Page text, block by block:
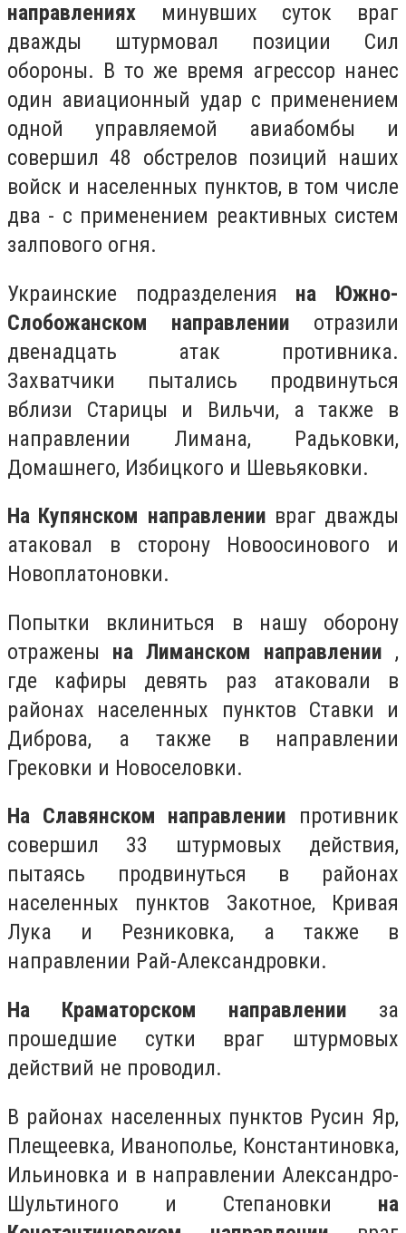
направлениях минувших суток враг
дважды штурмовал позиции Сил
обороны. В то же время агрессор нанес
один авиационный удар с применением
одной управляемой авиабомбы и
совершил 48 обстрелов позиций наших
войск и населенных пунктов, в том числе
два - с применением реактивных систем
залпового огня.
Украинские подразделения на Южно-
Слобожанском направлении отразили
двенадцать атак противника.
Захватчики пытались продвинуться
вблизи Старицы и Вильчи, а также в
направлении Лимана, Радьковки,
Домашнего, Избицкого и Шевьяковки.
На Купянском направлении враг дважды
атаковал в сторону Новоосинового и
Новоплатоновки.
Попытки вклиниться в нашу оборону
отражены на Лиманском направлении ,
где кафиры девять раз атаковали в
районах населенных пунктов Ставки и
Диброва, а также в направлении
Грековки и Новоселовки.
На Славянском направлении противник
совершил 33 штурмовых действия,
пытаясь продвинуться в районах
населенных пунктов Закотное, Кривая
Лука и Резниковка, а также в
направлении Рай-Александровки.
На Краматорском направлении за
прошедшие сутки враг штурмовых
действий не проводил.
В районах населенных пунктов Русин Яр,
Плещеевка, Иванополье, Константиновка,
Ильиновка и в направлении Александро-
Шультиного и Степановки на